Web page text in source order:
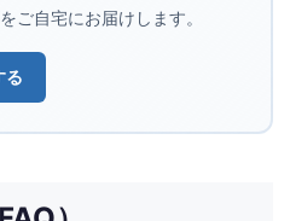
ご自宅にお届けします。
る